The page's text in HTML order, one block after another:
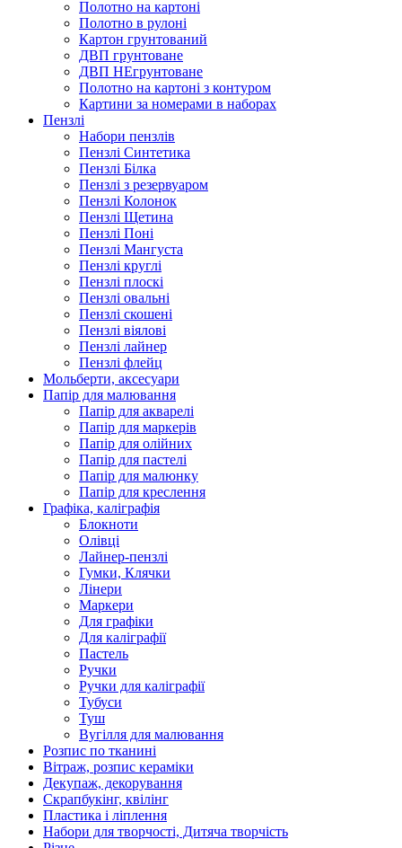
Полотно на картоні
Полотно в рулоні
Картон грунтований
ДВП грунтоване
ДВП НЕгрунтоване
Полотно на картоні з контуром
Картини за номерами в наборах
Пензлі
Набори пензлів
Пензлі Синтетика
Пензлі Білка
Пензлі з резервуаром
Пензлі Колонок
Пензлі Щетина
Пензлі Поні
Пензлі Мангуста
Пензлі круглі
Пензлі плоскі
Пензлі овальні
Пензлі скошені
Пензлі віялові
Пензлі лайнер
Пензлі флейц
Мольберти, аксесуари
Папір для малювання
Папір для акварелі
Папір для маркерів
Папір для олійних
Папір для пастелі
Папір для малюнку
Папір для креслення
Графіка, каліграфія
Блокноти
Олівці
Лайнер-пензлі
Гумки, Клячки
Лінери
Маркери
Для графіки
Для каліграфії
Пастель
Ручки
Ручки для каліграфії
Тубуси
Туш
Вугілля для малювання
Розпис по тканині
Вітраж, розпис кераміки
Декупаж, декорування
Скрапбукінг, квілінг
Пластика і ліплення
Набори для творчості, Дитяча творчість